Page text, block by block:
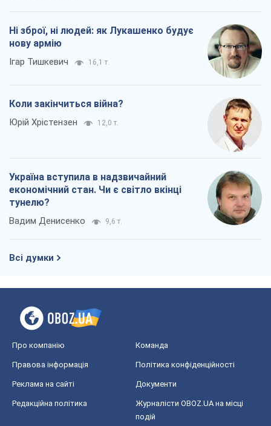
Ні зброї, ні людей: як Лукашенко будує
нову армію
Ігар Тишкевич 16,1 т.
Коли закінчиться війна?
Юрій Хрістензен 12,0 т.
Україна вступила в надзвичайний
економічний стан. Чи є світло вкінці
тунелю?
Вадим Денисенко 9,6 т.
Всі думки
Про компанію Команда
Правова інформація Політика конфіденційності
Реклама на сайті Документи
Редакційна політика
Журналісти OBOZ.UA на місці
подій